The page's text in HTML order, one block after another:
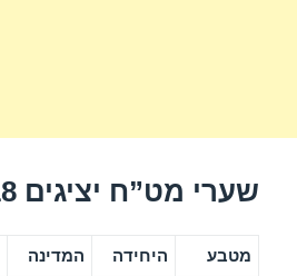
שערי מט”ח יציגים 09/03/2018
מטבע היחידה המדינה